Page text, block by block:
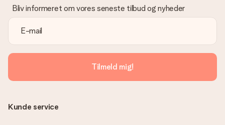
venligst vores kundeservice, de hjælper gerne med at finde en
passende løsning.
Er fakturaen sendt sammen med ordren?
Ingen faktura sendes med din ordre. Du modtager altid
fakturaen i bekræftelsesemailen, og du kan altid finde den i din
MySurprise-konto. Det betyder at du kan få gaven leveret
direkte til modtageren, hvilket gør det til en sand
overraskelse!
Bliv informeret om vores seneste tilbud og nyheder
Tilmeld mig!
Kunde service